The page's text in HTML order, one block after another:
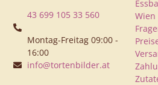
43 699 105 33 560
Montag-Freitag 09:00 -
16:00
info@tortenbilder.at
Wien